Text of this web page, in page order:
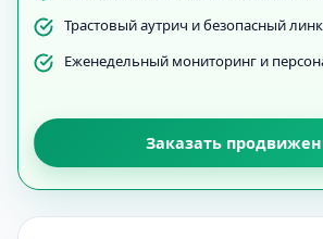
Трастовый аутрич и безопасный
Еженедельный мониторинг и
Заказать